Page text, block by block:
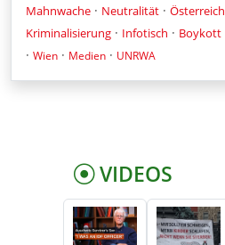
Mahnwache · Neutralität · Österreich
Kriminalisierung · Infotisch · Boykott
· Wien · Medien · UNRWA
VIDEOS